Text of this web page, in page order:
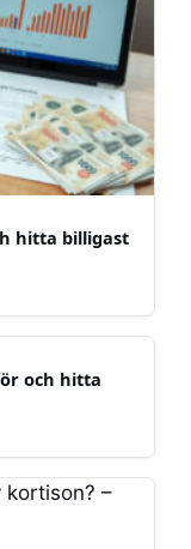
hitta billigast
och hitta